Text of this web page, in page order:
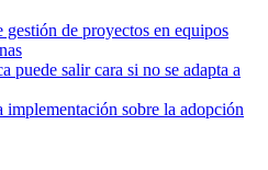
de proyectos en equipos
puede salir cara si no se adapta a
implementación sobre la adopción